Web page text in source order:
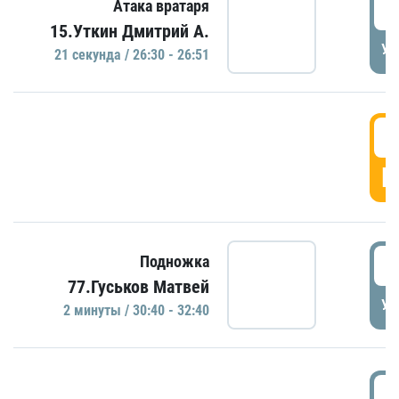
Атака вратаря
15.Уткин Дмитрий А.
21 секундa / 26:30 - 26:51
Подножка
77.Гуськов Матвей
2 минуты / 30:40 - 32:40